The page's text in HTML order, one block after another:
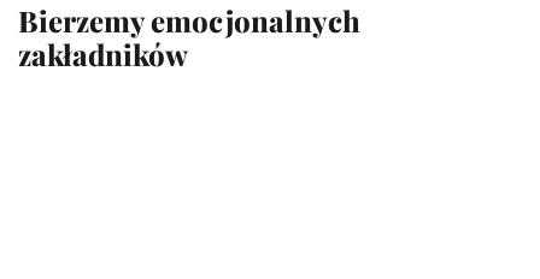
Bierzemy emocjonalnych
zakładników